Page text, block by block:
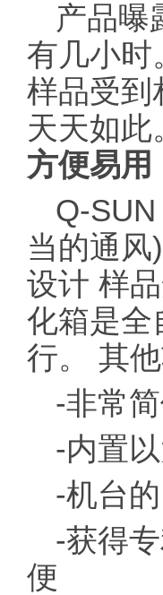
产品曝
有几小时
样品受到
天天如此
方便易用
Q-
当的通
设计 样
化箱是全
行。 其
-非常
-内置
-机台
-获得
便